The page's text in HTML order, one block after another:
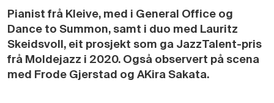
Pianist frå Kleive, med i General Office og
Dance to Summon, samt i duo med Lauritz
Skeidsvoll, eit prosjekt som ga JazzTalent-pris
frå Moldejazz i 2020. Også observert på scena
med Frode Gjerstad og AKira Sakata.